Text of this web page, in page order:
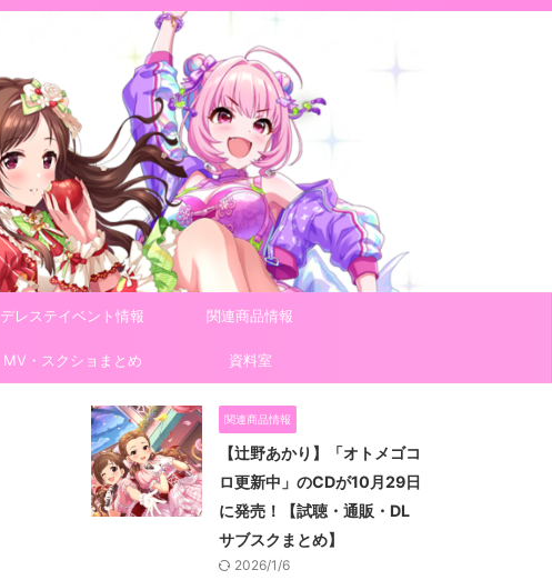
デレステイベント情報 関連商品情報
MV・スクショまとめ 資料室
関連商品情報
【辻野あかり】「オトメゴコ
ロ更新中」のCDが10月29日
に発売！【試聴・通販・DL
サブスクまとめ】
2026/1/6